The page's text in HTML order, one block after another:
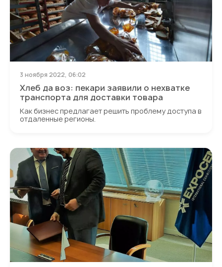
Хлеб да воз: пекари заявили о нехватке
транспорта для доставки товара
3 ноября 2022, 06:02
Как бизнес предлагает решить проблему доступа в
отдаленные регионы.